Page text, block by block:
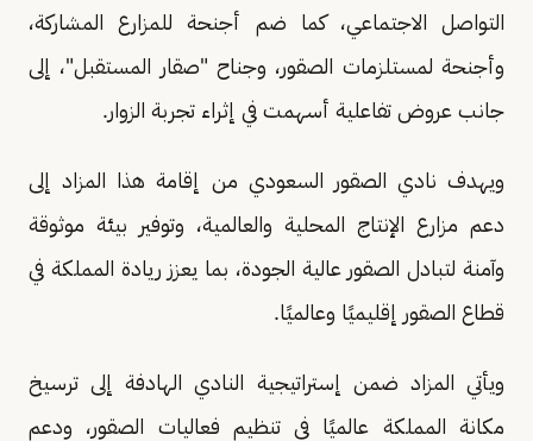
التواصل الاجتماعي، كما ضم أجنحة للمزارع المشاركة،
وأجنحة لمستلزمات الصقور، وجناح "صقار المستقبل"، إلى
جانب عروض تفاعلية أسهمت في إثراء تجربة الزوار.
ويهدف نادي الصقور السعودي من إقامة هذا المزاد إلى
دعم مزارع الإنتاج المحلية والعالمية، وتوفير بيئة موثوقة
وآمنة لتبادل الصقور عالية الجودة، بما يعزز ريادة المملكة في
قطاع الصقور إقليميًا وعالميًا.
ويأتي المزاد ضمن إستراتيجية النادي الهادفة إلى ترسيخ
مكانة المملكة عالميًا في تنظيم فعاليات الصقور، ودعم